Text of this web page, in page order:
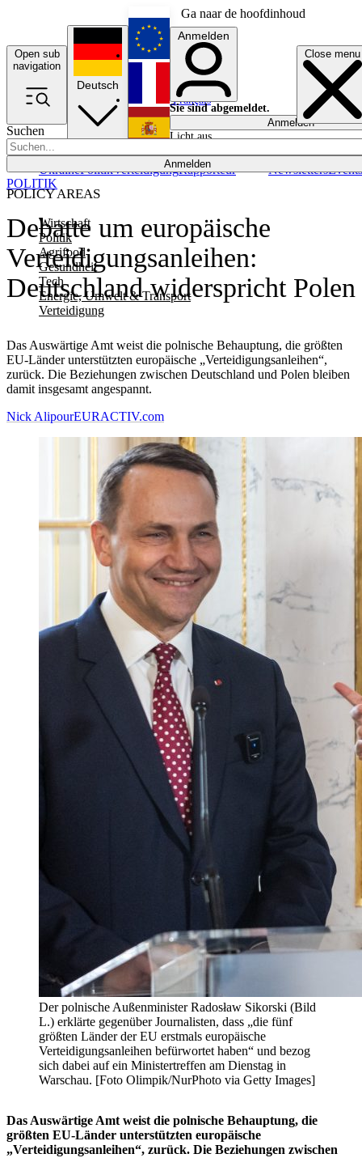
Ga naar de hoofdinhoud
Open sub
navigation
Close menu
Suchen
Anmelden
POLICY AREAS
Wirtschaft
Politik
Agrifood
Gesundheit
Tech
Energie, Umwelt & Transport
Verteidigung
UkrainePolitikVerteidigungRapporteur NewslettersEvents
Deutsch
English
Français
Anmelden
Sie sind abgemeldet.
Anmelden
Licht aus
Debatte um europäische
Verteidigungsanleihen:
Deutschland widerspricht Polen
Das Auswärtige Amt weist die polnische Behauptung, die größten
EU-Länder unterstützten europäische „Verteidigungsanleihen“,
zurück. Die Beziehungen zwischen Deutschland und Polen bleiben
damit insgesamt angespannt.
POLITIK
Nick AlipourEURACTIV.com
Der polnische Außenminister Radosław Sikorski (Bild
L.) erklärte gegenüber Journalisten, dass „die fünf
größten Länder der EU erstmals europäische
Verteidigungsanleihen befürwortet haben“ und bezog
sich dabei auf ein Ministertreffen am Dienstag in
Warschau. [Foto Olimpik/NurPhoto via Getty Images]
Das Auswärtige Amt weist die polnische Behauptung, die
größten EU-Länder unterstützten europäische
„Verteidigungsanleihen“, zurück. Die Beziehungen zwischen